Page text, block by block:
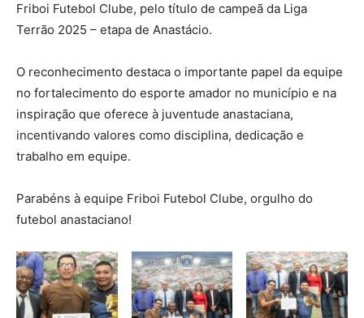
Friboi Futebol Clube, pelo título de campeã da Liga
Terrão 2025 – etapa de Anastácio.
O reconhecimento destaca o importante papel da equipe
no fortalecimento do esporte amador no município e na
inspiração que oferece à juventude anastaciana,
incentivando valores como disciplina, dedicação e
trabalho em equipe.
Parabéns à equipe Friboi Futebol Clube, orgulho do
futebol anastaciano!